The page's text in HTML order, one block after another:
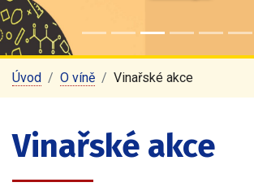
Úvod O víně Vinařské akce
Vinařské akce